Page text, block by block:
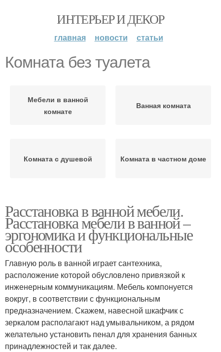
ИНТЕРЬЕР И ДЕКОР
главная новости статьи
Комната без туалета
Мебели в ванной
комнате
Ванная комната
Комната с душевой Комната в частном доме
Расстановка в ванной мебели.
Расстановка мебели в ванной –
эргономика и функциональные
особенности
Главную роль в ванной играет сантехника,
расположение которой обусловлено привязкой к
инженерным коммуникациям. Мебель компонуется
вокруг, в соответствии с функциональным
предназначением. Скажем, навесной шкафчик с
зеркалом располагают над умывальником, а рядом
желательно установить пенал для хранения банных
принадлежностей и так далее.